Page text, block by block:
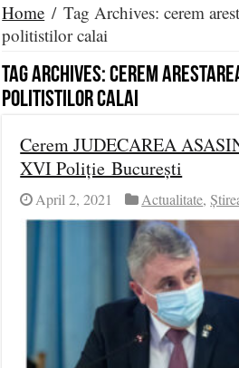
Home / Tag Archives: cerem
politistilor calai
Tag Archives:cerem
politistilor calai
Cerem JUDECAREA
XVI Poliție București
April 2, 2021 Actualitate,